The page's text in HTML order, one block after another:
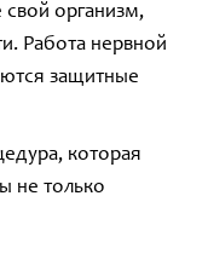
свой организм,
Работа нервной
защитные
которая
не только